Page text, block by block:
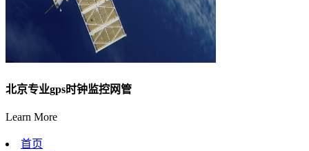
北京专业gps时钟监控网管
Learn More
首页